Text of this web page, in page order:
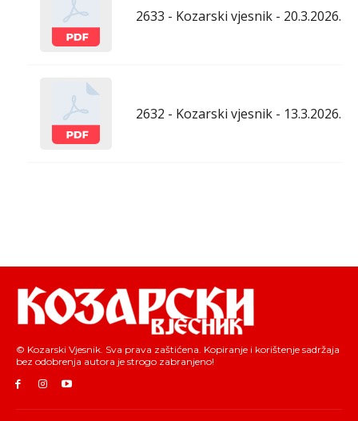
2633 - Kozarski vjesnik - 20.3.2026.
2632 - Kozarski vjesnik - 13.3.2026.
© Kozarski Vjesnik. Sva prava zaštićena. Kopiranje i korištenje sadržaja
bez odobrenja autora je strogo zabranjeno!